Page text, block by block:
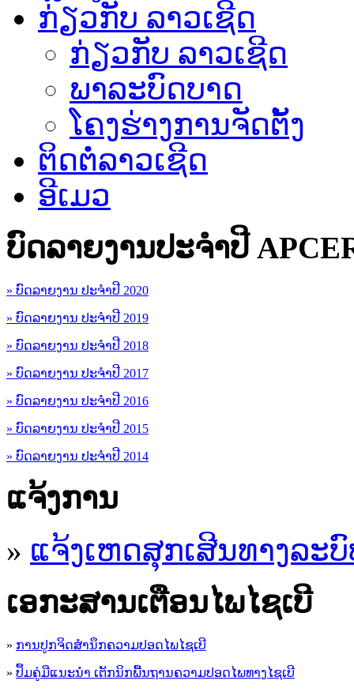
ກ່ຽວກັບ ລາວເຊີດ
ກ່ຽວກັບ ລາວເຊີດ
ພາລະບົດບາດ
ໂຄງຮ່າງການຈັດຕັ້ງ
ຕິດຕໍ່ລາວເຊີດ
ອີເມວ
ບົດລາຍງານປະຈຳປີ
» ບົດລາຍງານ ປະຈຳປີ 2020
» ບົດລາຍງານ ປະຈຳປີ 2019
» ບົດລາຍງານ ປະຈຳປີ 2018
» ບົດລາຍງານ ປະຈຳປີ 2017
» ບົດລາຍງານ ປະຈຳປີ 2016
» ບົດລາຍງານ ປະຈຳປີ 2015
» ບົດລາຍງານ ປະຈຳປີ 2014
ແຈ້ງການ
» ແຈ້ງເຫດສຸກເສີນທາງລະ
ເອ​ກະ​ສານເຕືອນໄພໄຊເບີ
» ການປູກຈິດສໍານຶກຄວາມປອດໄພໄຊເບີ
» ປຶ້ມຄູ່ມືແນະນໍາ ເຕັກນິກພື້ນຖານຄວາມປອດໄພທາງໄຊເບີ